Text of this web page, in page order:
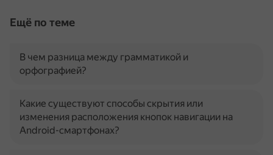
Ещё по теме
В чем разница между грамматикой и
орфографией?
Какие существуют способы скрытия или
изменения расположения кнопок навигации на
Android-смартфонах?